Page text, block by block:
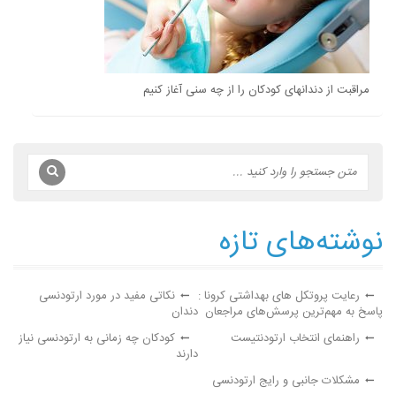
مراقبت از دندانهای کودکان را از چه سنی آغاز کنیم
نوشته‌های تازه
رعایت پروتکل های بهداشتی کرونا :
پاسخ به مهم‌ترین پرسش‌های مراجعان
نکاتی مفید در مورد ارتودنسی
دندان
راهنمای انتخاب ارتودنتیست
کودکان چه زمانی به ارتودنسی نیاز
دارند
مشکلات جانبی و رایج ارتودنسی